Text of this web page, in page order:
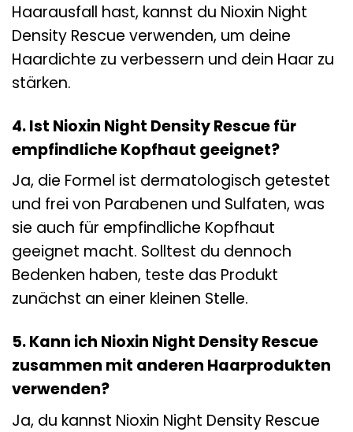
Haarausfall hast, kannst du Nioxin Night
Density Rescue verwenden, um deine
Haardichte zu verbessern und dein Haar zu
stärken.
4. Ist Nioxin Night Density Rescue für
empfindliche Kopfhaut geeignet?
Ja, die Formel ist dermatologisch getestet
und frei von Parabenen und Sulfaten, was
sie auch für empfindliche Kopfhaut
geeignet macht. Solltest du dennoch
Bedenken haben, teste das Produkt
zunächst an einer kleinen Stelle.
5. Kann ich Nioxin Night Density Rescue
zusammen mit anderen Haarprodukten
verwenden?
Ja, du kannst Nioxin Night Density Rescue